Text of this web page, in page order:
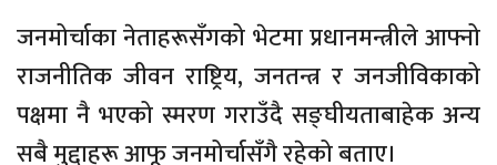
जनमोर्चाका नेताहरूसँगको भेटमा प्रधानमन्त्रीले आफ्नो
राजनीतिक जीवन राष्ट्रिय, जनतन्त्र र जनजीविकाको
पक्षमा नै भएको स्मरण गराउँदै सङ्घीयताबाहेक अन्य
सबै मुद्दाहरू आफू जनमोर्चासँगै रहेको बताए।